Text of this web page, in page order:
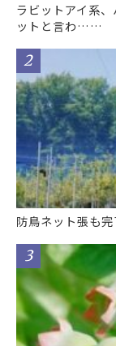
ラビットアイ系
ットと言わ……
防鳥ネット張も